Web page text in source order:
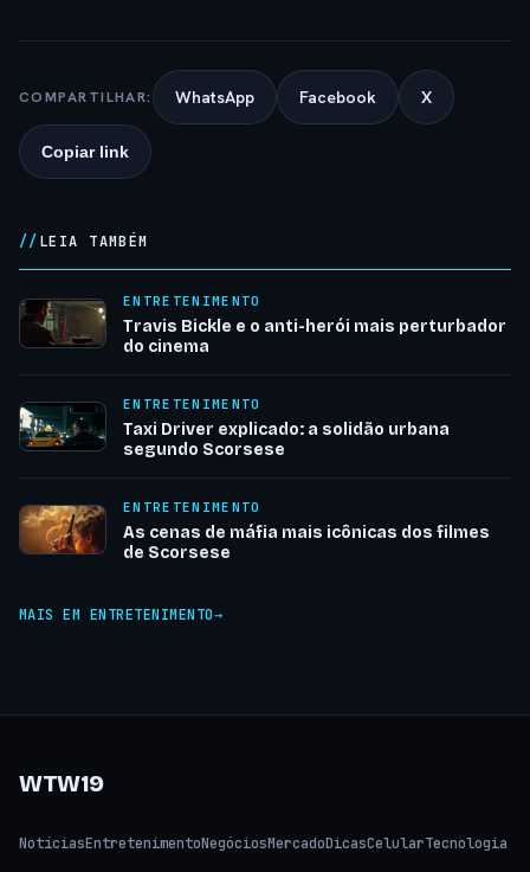
COMPARTILHAR: WhatsApp Facebook X
Copiar link
LEIA TAMBÉM
ENTRETENIMENTO
Travis Bickle e o anti-herói mais perturbador
do cinema
ENTRETENIMENTO
Taxi Driver explicado: a solidão urbana
segundo Scorsese
ENTRETENIMENTO
As cenas de máfia mais icônicas dos filmes
de Scorsese
MAIS EM ENTRETENIMENTO
WTW19
NotíciasEntretenimentoNegóciosMercadoDicasCelularTecnologia